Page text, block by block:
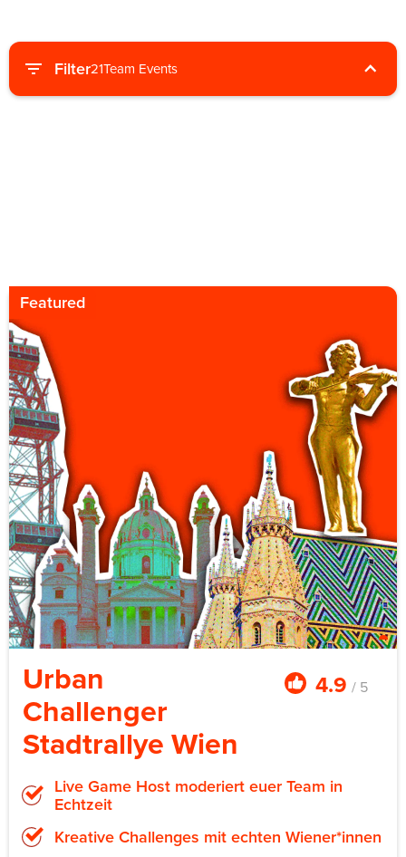
Filter21Team Events
Featured
Urban
Challenger
Stadtrallye Wien
4.9 / 5
Live Game Host moderiert euer Team in
Echtzeit
Kreative Challenges mit echten Wiener*innen